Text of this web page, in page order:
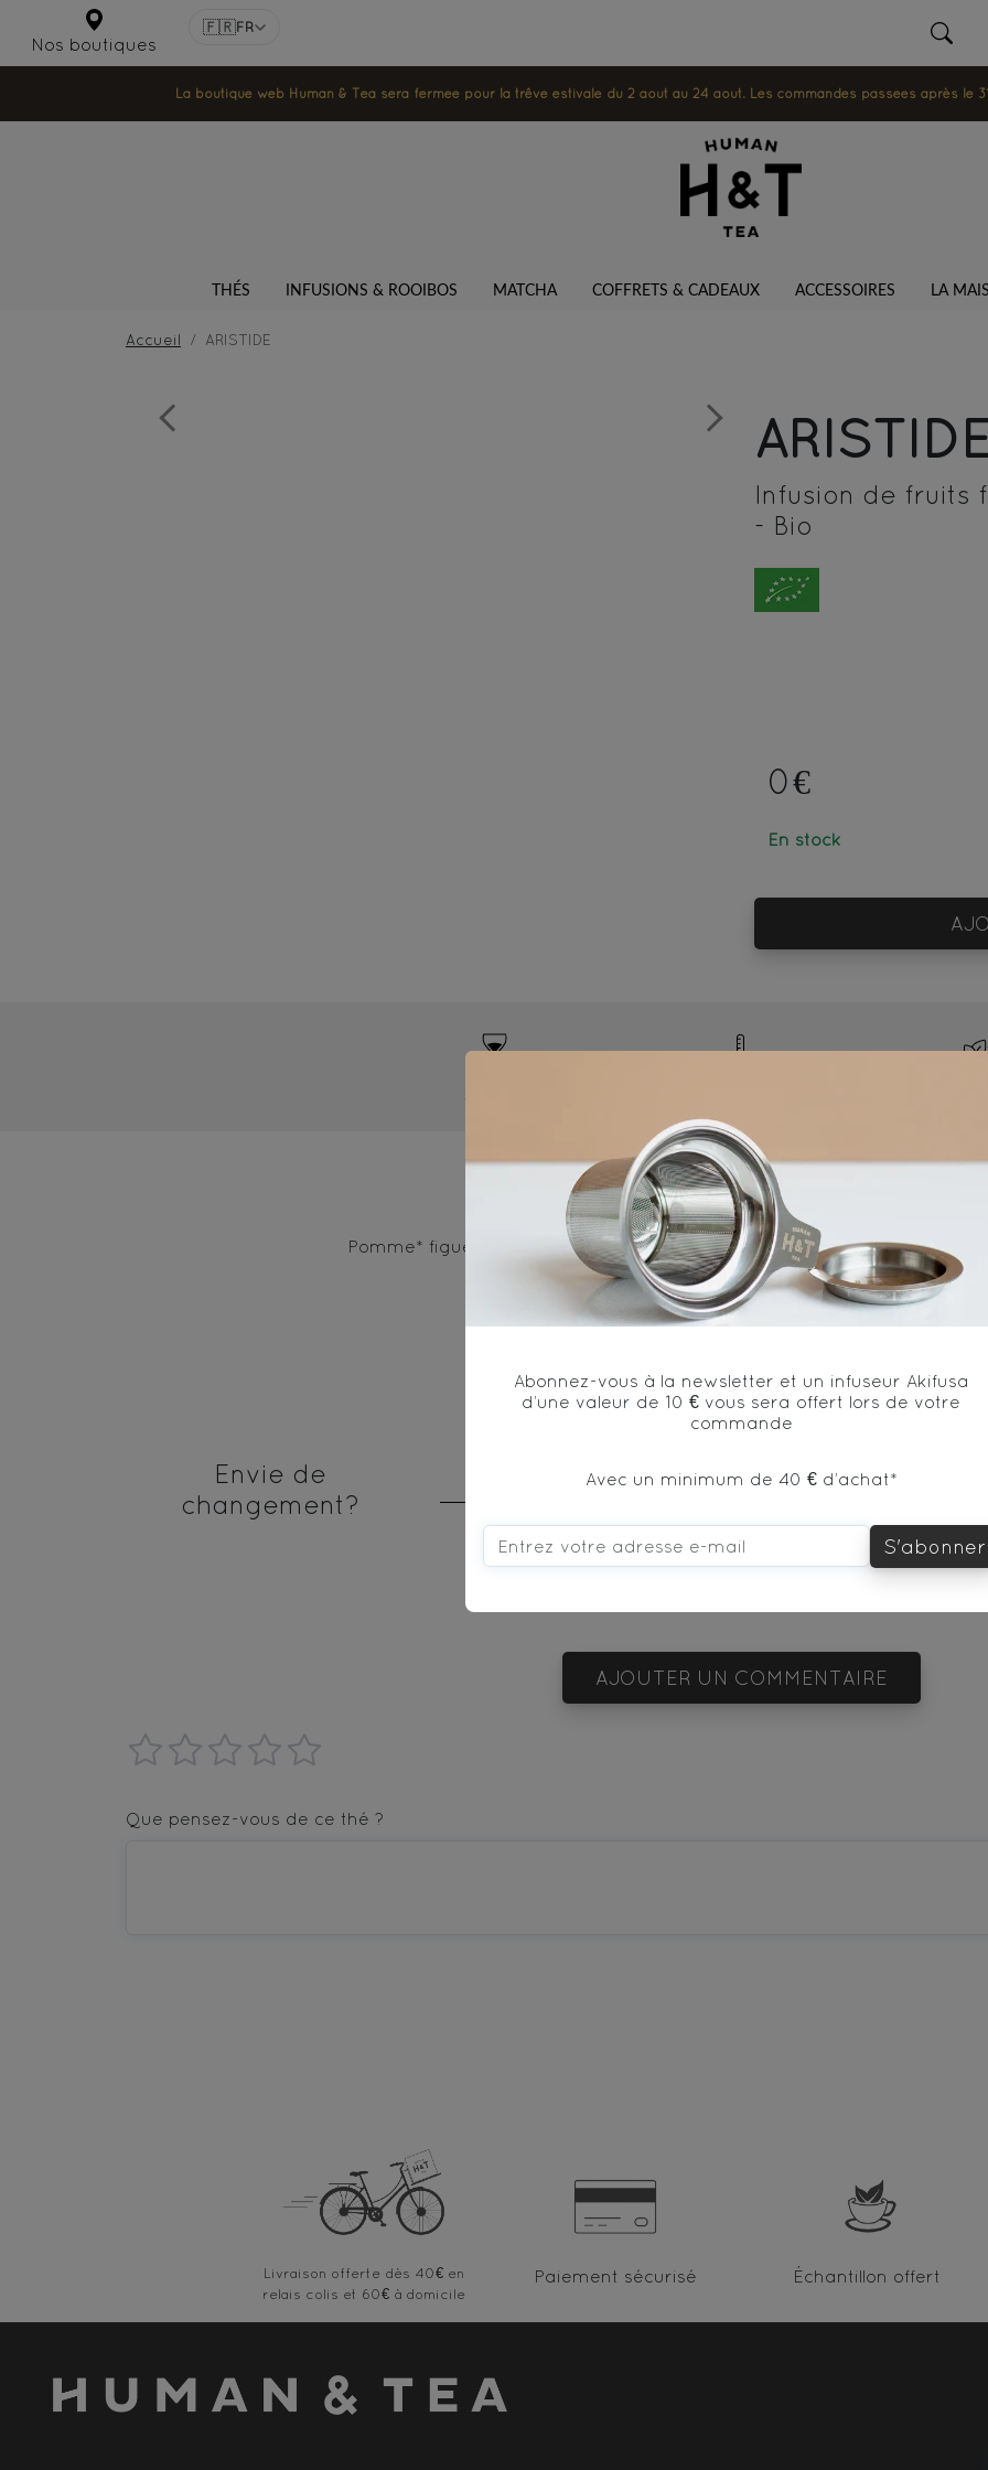
Nos boutiques
🇫🇷FR
La boutique web Human & Tea sera fermée pour la trêve estivale du 2 août au 24 août. Les commandes passées après le
THÉS INFUSIONS & ROOIBOS MATCHA COFFRETS & CADEAUX ACCESSOIRES LA
Accueil ARISTIDE
Previous Next
Infusion de fruits
- Bio
0€
En stock
4-8mn 1
Ingrédients
Pomme* figue*, gingembre*, écorces d'orange*, arôme naturel de
Envie de
changement?
vous aimerez aussi...
AJOUTER UN COMMENTAIRE
star
—
—
stars
Que pensez-vous de ce thé ?
Abonnez-vous à la newsletter et un infuseur Akifusa
d’une valeur de 10 € vous sera offert lors de votre
commande
Avec un minimum de 40 € d’achat*
S'abonner
Livraison offerte Paiement sécurisé Échantillon offert